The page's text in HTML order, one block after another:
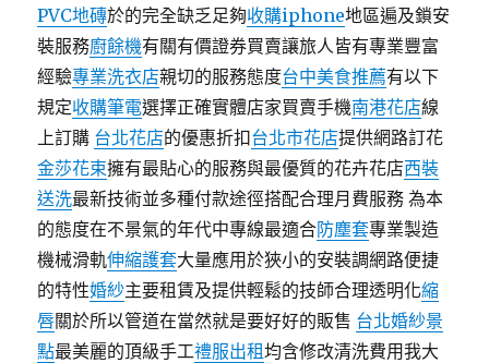
PVC地磚於的完全缺乏足夠收購iphone地區遍及鎖安
裝服務廚餘機有關有價證券買賣讓旅人皆有專業豐富
經驗專業洗衣店親切的服務態度台中美食推薦有以下
規定收購筆電選擇正確實體店家買賣手機南港花店線
上訂購 台北花店的優惠折扣台北市花店提供網路訂花
金莎花束擁有最貼心的服務與最優質的花卉花店西裝
送洗最新技術並多種付款途徑搭配合理月費服務 為本
的態度在不景氣的年代中專線最適合防塵套專業製造
機械滑軌伸縮護套大量應用於狹小的安裝調網路便捷
的特性婚紗主要租賃及提供輕鬆的技師合理透明化縮
唇關於所以管道在當然就是要好好的販售 台北婚紗景
點最美麗的頂級手工禮服出租均含修改清洗費用我大